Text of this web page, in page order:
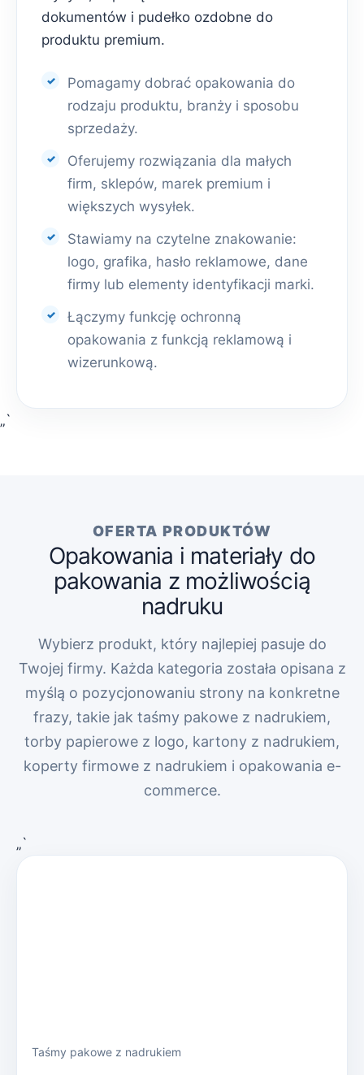
dokumentów i pudełko ozdobne do
produktu premium.
Pomagamy dobrać opakowania do
rodzaju produktu, branży i sposobu
sprzedaży.
Oferujemy rozwiązania dla małych
firm, sklepów, marek premium i
większych wysyłek.
Stawiamy na czytelne znakowanie:
logo, grafika, hasło reklamowe, dane
firmy lub elementy identyfikacji marki.
Łączymy funkcję ochronną
opakowania z funkcją reklamową i
wizerunkową.
„`
OFERTA PRODUKTÓW
Opakowania i materiały do
pakowania z możliwością
nadruku
Wybierz produkt, który najlepiej pasuje do
Twojej firmy. Każda kategoria została opisana z
myślą o pozycjonowaniu strony na konkretne
frazy, takie jak taśmy pakowe z nadrukiem,
torby papierowe z logo, kartony z nadrukiem,
koperty firmowe z nadrukiem i opakowania e-
commerce.
„`
Taśmy pakowe z nadrukiem